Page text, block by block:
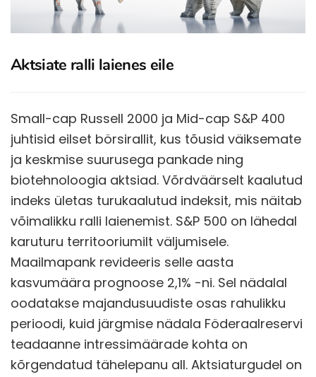
Aktsiate ralli laienes eile
Small-cap Russell 2000 ja Mid-cap S&P 400
juhtisid eilset börsirallit, kus tõusid väiksemate
ja keskmise suurusega pankade ning
biotehnoloogia aktsiad. Võrdväärselt kaalutud
indeks ületas turukaalutud indeksit, mis näitab
võimalikku ralli laienemist. S&P 500 on lähedal
karuturu territooriumilt väljumisele.
Maailmapank revideeris selle aasta
kasvumäära prognoose 2,1% -ni. Sel nädalal
oodatakse majandusuudiste osas rahulikku
perioodi, kuid järgmise nädala Föderaalreservi
teadaanne intressimäärade kohta on
kõrgendatud tähelepanu all. Aktsiaturgudel on